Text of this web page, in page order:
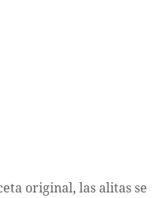
original, las alitas se